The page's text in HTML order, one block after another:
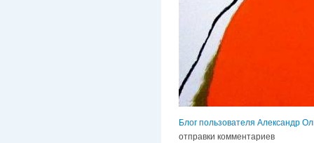
Блог пользователя Александр
отправки комментариев